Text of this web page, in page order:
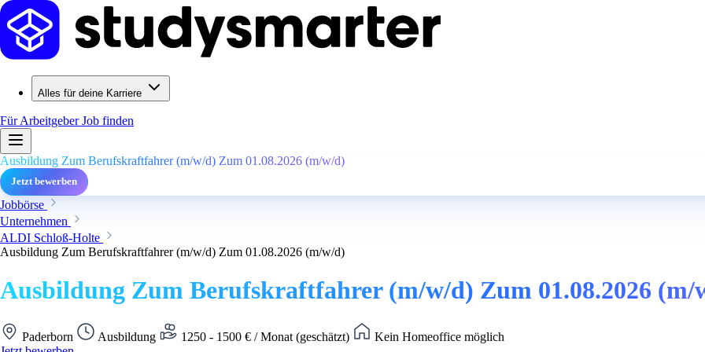
Alles für deine Karriere
Für ArbeitgeberJob finden
Ausbildung Zum Berufskraftfahrer (m/w/d) Zum 01.08.2026 (m/w/d)
Jetzt bewerben
Jobbörse
Unternehmen
ALDI Schloß-Holte
Ausbildung Zum Berufskraftfahrer (m/w/d) Zum 01.08.2026 (m/w/d)
Ausbildung Zum Berufskraftfahrer (m/w/d) Zum 01.08.2026 (m/
Paderborn Ausbildung 1250 - 1500 € / Monat (geschätzt)
Kein Homeoffice möglich